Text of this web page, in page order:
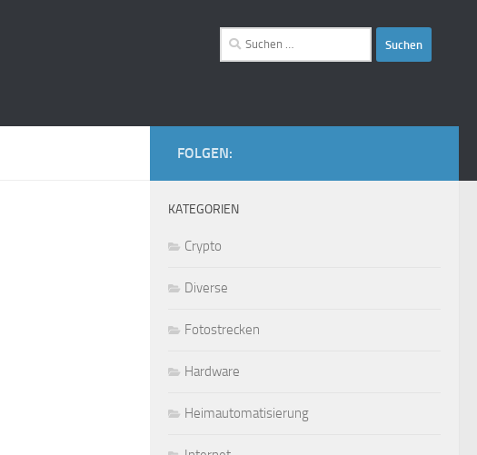
Suchen
nach:
FOLGEN:
KATEGORIEN
Crypto
Diverse
Fotostrecken
Hardware
Heimautomatisierung